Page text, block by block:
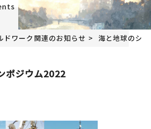
ドワーク関連のお知らせ 海と地球のシ
ポジウム2022